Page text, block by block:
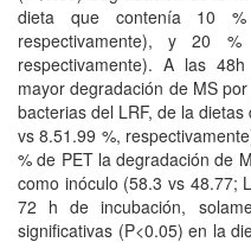
dieta que contenía 10
respectivamente), y 20
respectivamente). A las
mayor degradación de MS
bacterias del LRF, de la
vs 8.51.99 %,
% de PET la degradación de
como inóculo (58.3 vs 48.77;
72 h de incubación,
significativas (P<0.05) en la